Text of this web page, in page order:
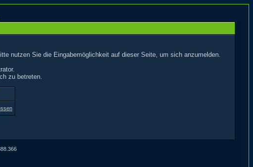
nutzen Sie die Eingabemöglichkeit auf dieser Seite, um sich anzumelden.
zu betreten.